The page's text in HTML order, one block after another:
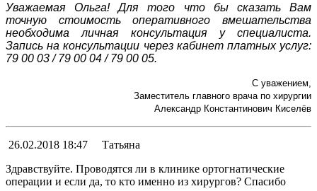
Уважаемая Ольга! Для того что бы сказать Вам
точную стоимость оперативного вмешательства
необходима личная консультация у специалиста.
Запись на консультации через кабинет платных услуг:
79 00 03 / 79 00 04 / 79 00 05.
С уважением,
Заместитель главного врача по хирургии
Александр Константинович Киселёв
26.02.2018 18:47
Татьяна
Здравствуйте. Проводятся ли в клинике ортогнатические
операции и если да, то кто именно из хирургов? Спасибо